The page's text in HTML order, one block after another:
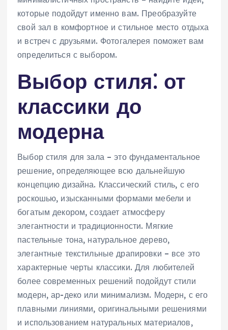
которые подойдут именно вам. Преобразуйте
свой зал в комфортное и стильное место отдыха
и встреч с друзьями. Фотогалерея поможет вам
определиться с выбором.
Выбор стиля⁚ от
классики до
модерна
Выбор стиля для зала – это фундаментальное
решение‚ определяющее всю дальнейшую
концепцию дизайна. Классический стиль‚ с его
роскошью‚ изысканными формами мебели и
богатым декором‚ создает атмосферу
элегантности и традиционности. Мягкие
пастельные тона‚ натуральное дерево‚
элегантные текстильные драпировки – все это
характерные черты классики. Для любителей
более современных решений подойдут стили
модерн‚ ар-деко или минимализм. Модерн‚ с его
плавными линиями‚ оригинальными решениями
и использованием натуральных материалов‚